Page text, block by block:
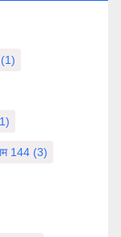
(1)
144 (3)